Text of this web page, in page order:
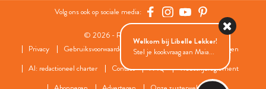
Volg ons ook op sociale media:
© 2026 - Roularta Media Group
Privacy
Gebruiksvoorwaarden Cookies
Cookies instellingen
AI: redactioneel charter
Contact FAQ
Wedstrijdreglement
Welkom bij Libelle Lekker!
Stel je kookvraag aan Maia...